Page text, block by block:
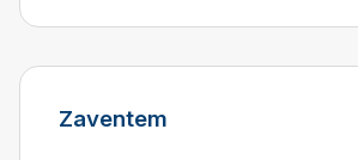
Zaventem